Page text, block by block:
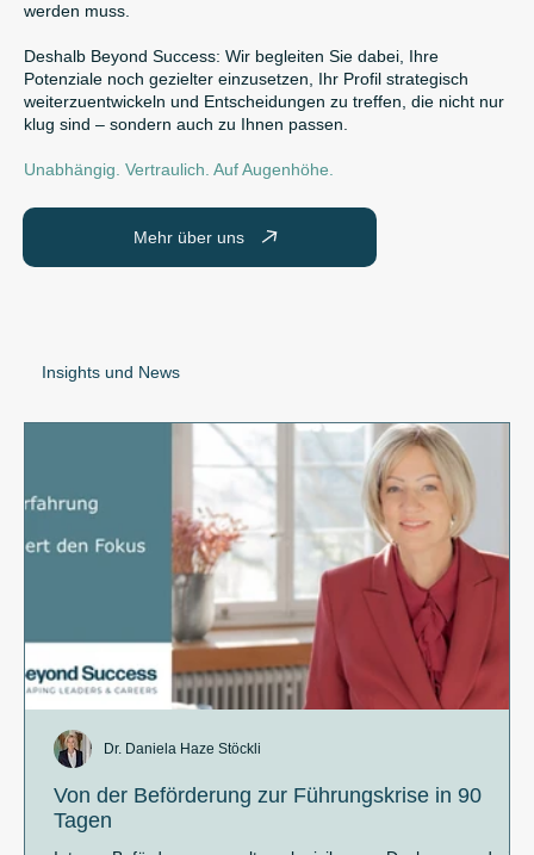
werden muss.
Deshalb Beyond Success: Wir begleiten Sie dabei, Ihre
Potenziale noch gezielter einzusetzen, Ihr Profil strategisch
weiterzuentwickeln und Entscheidungen zu treffen, die nicht nur
klug sind – sondern auch zu Ihnen passen.
Unabhängig. Vertraulich. Auf Augenhöhe.
Mehr über uns
Insights und News
Von der Beförderung zur Führungskrise in 90
Tagen
Dr. Daniela Haze Stöckli